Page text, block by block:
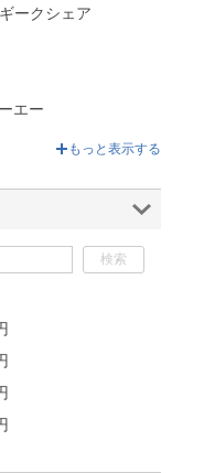
ークシェア
エー
オージェイオー
リー｜
クル｜Columbus
もっと表示する